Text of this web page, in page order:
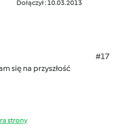
Dołączył : 10.03.2013
#17
się na przyszłość
strony